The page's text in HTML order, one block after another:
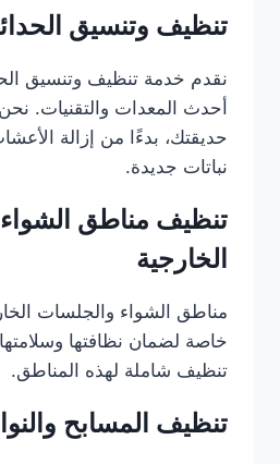
تنظيف وتنسيق
نقدم خدمة تنظيف وتنسيق
أحدث المعدات والتقنيات.
حديقتك، بدءًا من إزالة
نباتات جديدة.
تنظيف مناطق
الخارجية
مناطق الشواء والجلسات
خاصة لضمان نظافتها
تنظيف شاملة لهذه المناطق.
تنظيف المسابح